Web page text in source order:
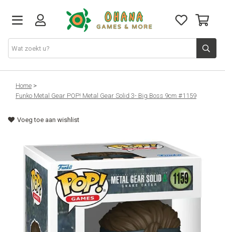
TCG
PlayStation
Nintendo
Xbox
Home >
Funko Metal Gear POP! Metal Gear Solid 3- Big Boss 9cm #1159
Voeg toe aan wishlist